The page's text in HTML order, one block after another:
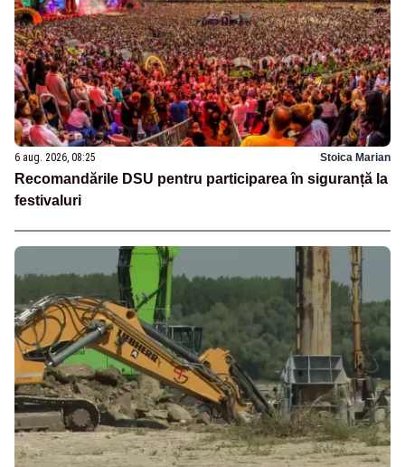
6 aug. 2026, 08:25 Stoica Marian
Recomandările DSU pentru participarea în siguranță la
festivaluri